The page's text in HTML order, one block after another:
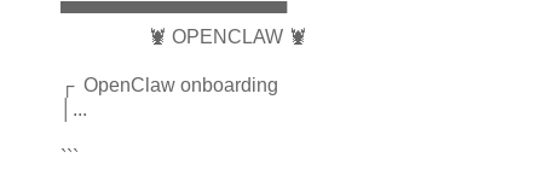
▀▀▀▀▀▀▀▀▀▀▀▀▀▀▀▀▀
🦞 OPENCLAW 🦞
┌ OpenClaw onboarding
│...
```